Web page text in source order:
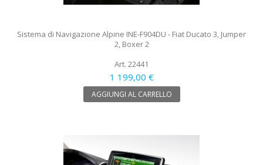
Sistema di Navigazione Alpine INE-F904DU - Fiat Ducato 3, Jumper
2, Boxer 2
Art. 22441
1 199,00 €
AGGIUNGI AL CARRELLO